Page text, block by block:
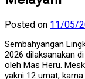
Posted on 11/05/
Sembahyangan
2026 dilaksanakan
oleh Mas Heru.
yakni 12 umat,